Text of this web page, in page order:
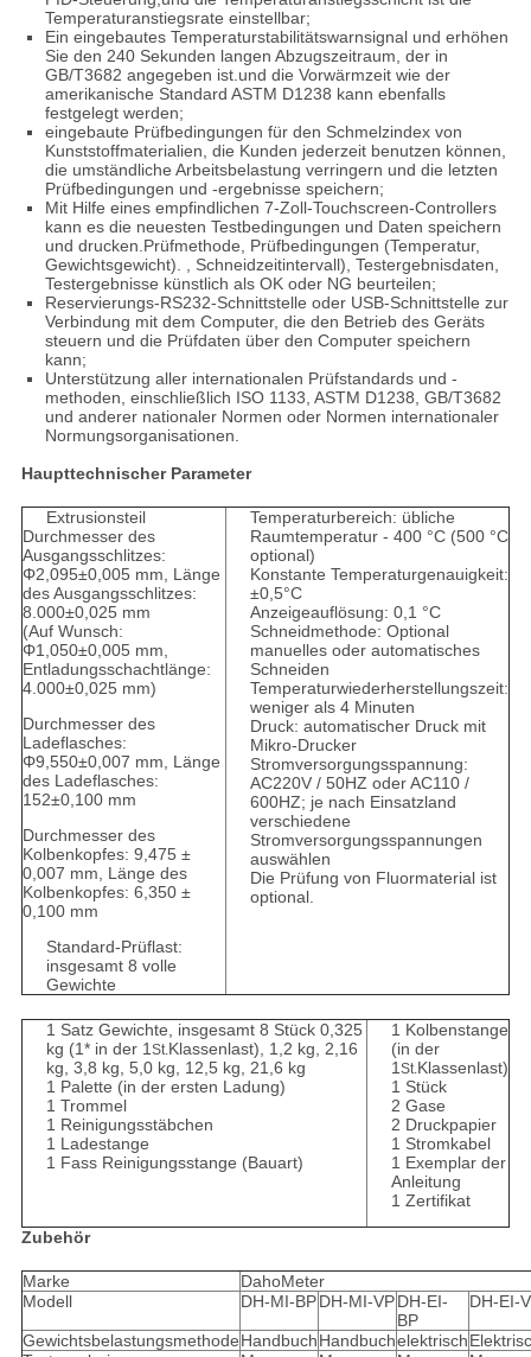
Temperaturanstiegsrate einstellbar;
Ein eingebautes Temperaturstabilitätswarnsignal und erhöhen
Sie den 240 Sekunden langen Abzugszeitraum, der in
GB/T3682 angegeben ist.und die Vorwärmzeit wie der
amerikanische Standard ASTM D1238 kann ebenfalls
festgelegt werden;
eingebaute Prüfbedingungen für den Schmelzindex von
Kunststoffmaterialien, die Kunden jederzeit benutzen können,
die umständliche Arbeitsbelastung verringern und die letzten
Prüfbedingungen und -ergebnisse speichern;
Mit Hilfe eines empfindlichen 7-Zoll-Touchscreen-Controllers
kann es die neuesten Testbedingungen und Daten speichern
und drucken.Prüfmethode, Prüfbedingungen (Temperatur,
Gewichtsgewicht). , Schneidzeitintervall), Testergebnisdaten,
Testergebnisse künstlich als OK oder NG beurteilen;
Reservierungs-RS232-Schnittstelle oder USB-Schnittstelle zur
Verbindung mit dem Computer, die den Betrieb des Geräts
steuern und die Prüfdaten über den Computer speichern
kann;
Unterstützung aller internationalen Prüfstandards und -
methoden, einschließlich ISO 1133, ASTM D1238, GB/T3682
und anderer nationaler Normen oder Normen internationaler
Normungsorganisationen.
Haupttechnischer Parameter
Extrusionsteil
Durchmesser des
Ausgangsschlitzes:
Φ2,095±0,005 mm, Länge
des Ausgangsschlitzes:
8.000±0,025 mm
(Auf Wunsch:
Φ1,050±0,005 mm,
Entladungsschachtlänge:
4.000±0,025 mm)
Durchmesser des
Ladeflasches:
Φ9,550±0,007 mm, Länge
des Ladeflasches:
152±0,100 mm
Durchmesser des
Kolbenkopfes: 9,475 ±
0,007 mm, Länge des
Kolbenkopfes: 6,350 ±
0,100 mm
Standard-Prüflast:
insgesamt 8 volle
Gewichte
Temperaturbereich: übliche
Raumtemperatur - 400 °C (500 °C
optional)
Konstante Temperaturgenauigkeit:
±0,5°C
Anzeigeauflösung: 0,1 °C
Schneidmethode: Optional
manuelles oder automatisches
Schneiden
Temperaturwiederherstellungszeit:
weniger als 4 Minuten
Druck: automatischer Druck mit
Mikro-Drucker
Stromversorgungsspannung:
AC220V / 50HZ oder AC110 /
600HZ; je nach Einsatzland
verschiedene
Stromversorgungsspannungen
auswählen
Die Prüfung von Fluormaterial ist
optional.
1 Satz Gewichte, insgesamt 8 Stück 0,325
kg (1* in der 1St. Klassenlast), 1,2 kg, 2,16
kg, 3,8 kg, 5,0 kg, 12,5 kg, 21,6 kg
1 Palette (in der ersten Ladung)
1 Trommel
1 Reinigungsstäbchen
1 Ladestange
1 Fass Reinigungsstange (Bauart)
1 Kolbenstange
(in der
1St. Klassenlast)
1 Stück
2 Gase
2 Druckpapier
1 Stromkabel
1 Exemplar der
Anleitung
1 Zertifikat
Zubehör
Marke
DahoMeter
Modell
DH-MI-BPDH-MI-VPDH-EI-
BP
DH-EI-
GewichtsbelastungsmethodeHandbuchHandbuchelektrisch